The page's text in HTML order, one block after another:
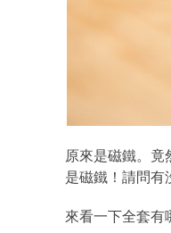
原來是磁鐵。竟
是磁鐵！請問有
來看一下全套有